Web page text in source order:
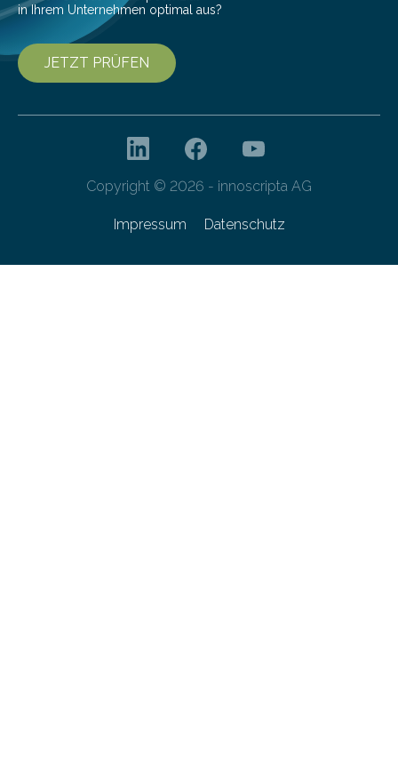
in Ihrem Unternehmen optimal aus?
JETZT PRÜFEN
Copyright © 2026 - innoscripta AG
Impressum Datenschutz